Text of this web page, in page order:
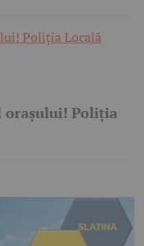
orașului! Poliția